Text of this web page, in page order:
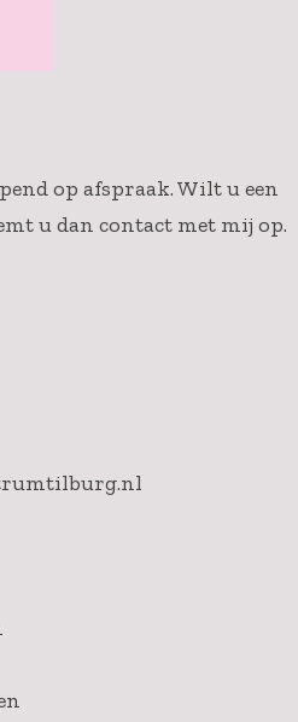
op afspraak. Wilt u een
u dan contact met mij op.